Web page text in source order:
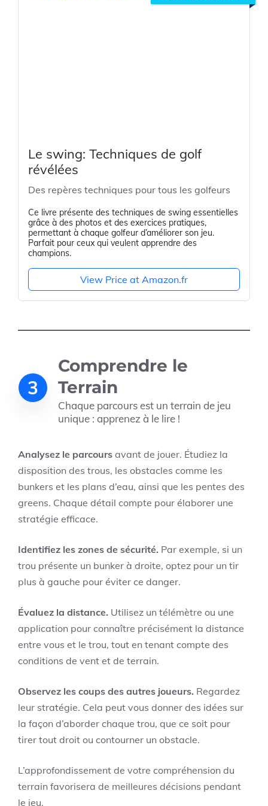
Le swing: Techniques de golf
révélées
Des repères techniques pour tous les golfeurs
Ce livre présente des techniques de swing essentielles
grâce à des photos et des exercices pratiques,
permettant à chaque golfeur d’améliorer son jeu.
Parfait pour ceux qui veulent apprendre des
champions.
View Price at Amazon.fr
3
Comprendre le
Terrain
Chaque parcours est un terrain de jeu
unique : apprenez à le lire !
Analysez le parcours avant de jouer. Étudiez la
disposition des trous, les obstacles comme les
bunkers et les plans d’eau, ainsi que les pentes des
greens. Chaque détail compte pour élaborer une
stratégie efficace.
Identifiez les zones de sécurité. Par exemple, si un
trou présente un bunker à droite, optez pour un tir
plus à gauche pour éviter ce danger.
Évaluez la distance. Utilisez un télémètre ou une
application pour connaître précisément la distance
entre vous et le trou, tout en tenant compte des
conditions de vent et de terrain.
Observez les coups des autres joueurs. Regardez
leur stratégie. Cela peut vous donner des idées sur
la façon d’aborder chaque trou, que ce soit pour
tirer tout droit ou contourner un obstacle.
L’approfondissement de votre compréhension du
terrain favorisera de meilleures décisions pendant
le jeu.